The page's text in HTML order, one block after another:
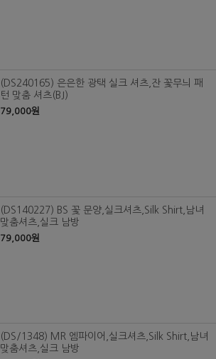
(DS240165) 은은한 광택 실크 셔츠,잔 꽃무늬 패
턴 맞춤 셔츠(BJ)
79,000원
(DS140227) BS 꽃 문양,실크셔츠,Silk Shirt,남녀
맞춤셔츠,실크 남방
79,000원
(DS/1348) MR 엠파이어,실크셔츠,Silk Shirt,남녀
맞춤셔츠,실크 남방